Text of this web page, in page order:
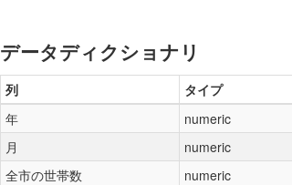
データディクショナリ
列 タイプ
年
numeric
月
numeric
全市の世帯数
numeric